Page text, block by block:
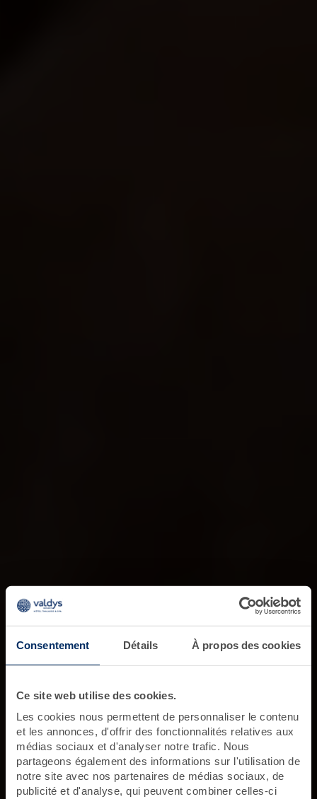
Consentement Détails À propos des cookies
Ce site web utilise des cookies.
Les cookies nous permettent de personnaliser le contenu
et les annonces, d'offrir des fonctionnalités relatives aux
médias sociaux et d'analyser notre trafic. Nous
partageons également des informations sur l'utilisation de
notre site avec nos partenaires de médias sociaux, de
publicité et d'analyse, qui peuvent combiner celles-ci